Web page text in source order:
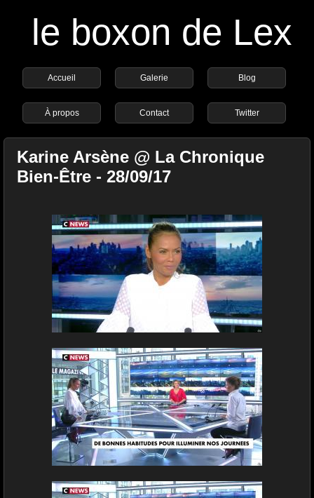
le boxon de Lex
Accueil Galerie Blog
À propos Contact Twitter
Karine Arsène @ La Chronique
Bien-Être - 28/09/17